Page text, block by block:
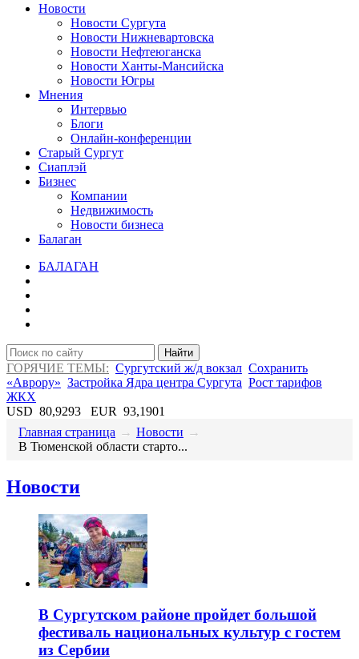
Новости
Новости Сургута
Новости Нижневартовска
Новости Нефтеюганска
Новости Ханты-Мансийска
Новости Югры
Мнения
Интервью
Блоги
Онлайн-конференции
Старый Сургут
Сиаплэй
Бизнес
Компании
Недвижимость
Новости бизнеса
Балаган
БАЛАГАН
Найти
ГОРЯЧИЕ ТЕМЫ: Сургутский ж/д вокзал Сохранить
«Аврору» Застройка Ядра центра Сургута Рост тарифов
ЖКХ
USD 80,9293 EUR 93,1901
Главная страница → Новости →
В Тюменской области старто...
Новости
В Сургутском районе пройдет большой
фестиваль национальных культур с гостем
из Сербии